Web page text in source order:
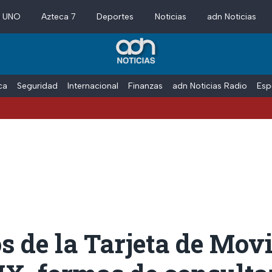
Azteca 7 Deportes Noticias adn Noticias
Seguridad Internacional Finanzas adn Noticias Radio
de la Tarjeta de